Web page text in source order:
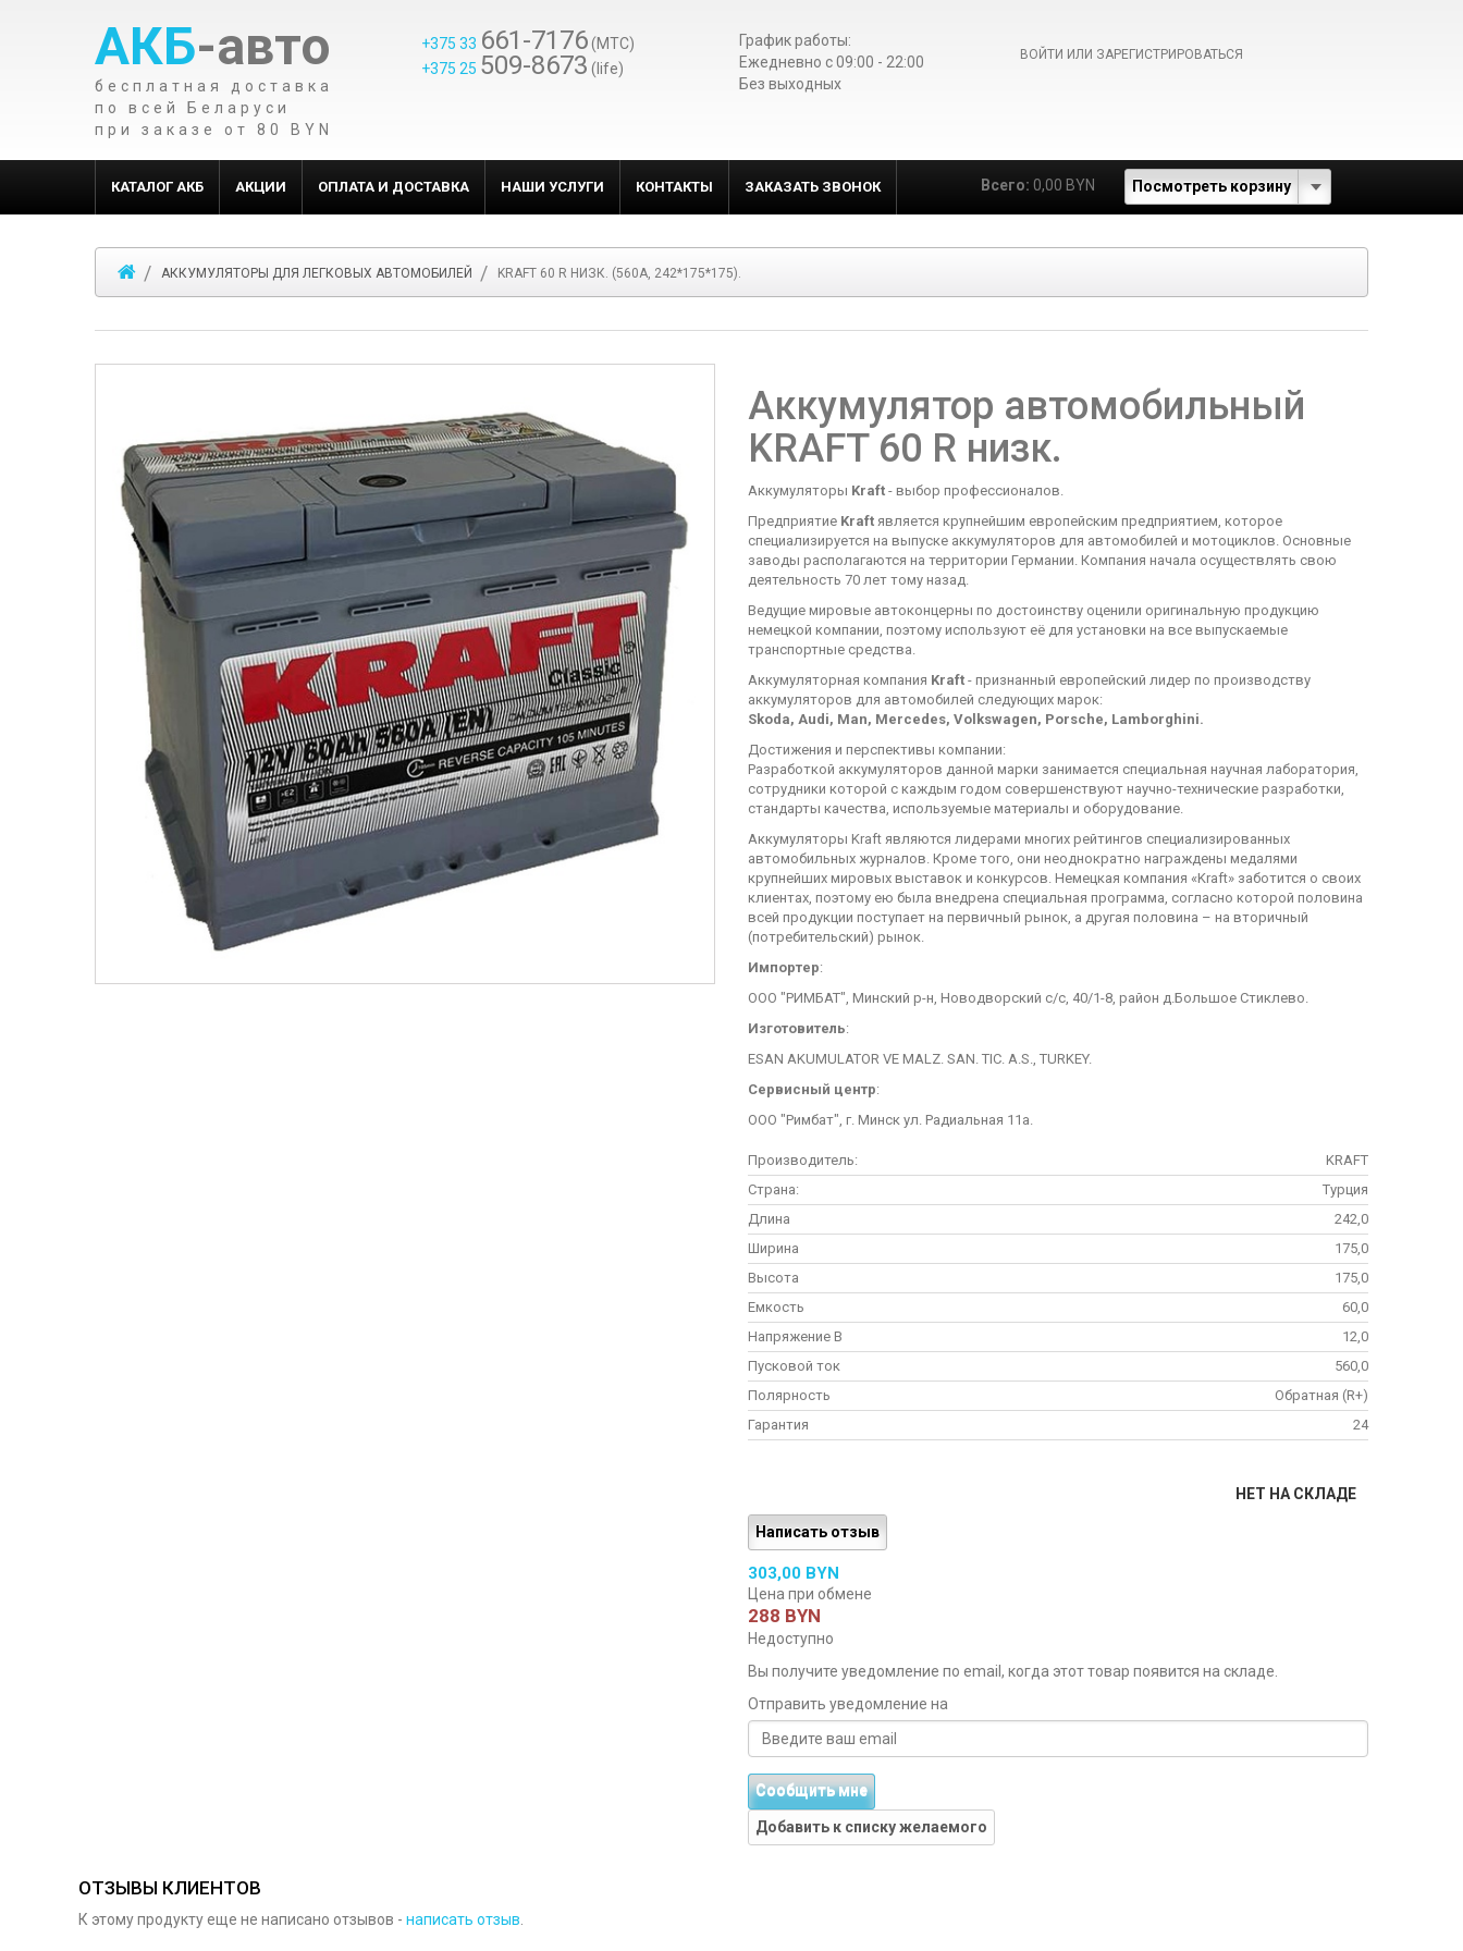
АКБ-авто
бесплатная доставка
по всей Беларуси
при заказе от 80 BYN
+375 33 661-7176(МТС)
+375 25 509-8673 (life)
График работы:
Ежедневно c 09:00 - 22:00
Без выходных
ВОЙТИ ИЛИ ЗАРЕГИСТРИРОВАТЬСЯ
КАТАЛОГ АКБ АКЦИИ ОПЛАТА И ДОСТАВКА НАШИ УСЛУГИ КОНТАКТЫ ЗАКАЗАТЬ ЗВОНОК Всего: 0,00 BYN Посмотреть корзину
АККУМУЛЯТОРЫ ДЛЯ ЛЕГКОВЫХ АВТОМОБИЛЕЙ KRAFT 60 R НИЗК. (560A, 242*175*175).
Аккумулятор автомобильный
KRAFT 60 R низк.
Аккумуляторы Kraft - выбор профессионалов.
Предприятие Kraft является крупнейшим европейским предприятием, которое
специализируется на выпуске аккумуляторов для автомобилей и мотоциклов. Основные
заводы располагаются на территории Германии. Компания начала осуществлять свою
деятельность 70 лет тому назад.
Ведущие мировые автоконцерны по достоинству оценили оригинальную продукцию
немецкой компании, поэтому используют её для установки на все выпускаемые
транспортные средства.
Аккумуляторная компания Kraft - признанный европейский лидер по производству
аккумуляторов для автомобилей следующих марок:
Skoda, Audi, Man, Mercedes, Volkswagen, Porsche, Lamborghini.
Достижения и перспективы компании:
Разработкой аккумуляторов данной марки занимается специальная научная лаборатория,
сотрудники которой с каждым годом совершенствуют научно-технические разработки,
стандарты качества, используемые материалы и оборудование.
Аккумуляторы Kraft являются лидерами многих рейтингов специализированных
автомобильных журналов. Кроме того, они неоднократно награждены медалями
крупнейших мировых выставок и конкурсов. Немецкая компания «Kraft» заботится о своих
клиентах, поэтому ею была внедрена специальная программа, согласно которой половина
всей продукции поступает на первичный рынок, а другая половина – на вторичный
(потребительский) рынок.
Импортер:
ООО "РИМБАТ", Минский р-н, Новодворский с/с, 40/1-8, район д.Большое Стиклево.
Изготовитель:
ESAN AKUMULATOR VE MALZ. SAN. TIC. A.S., TURKEY.
Сервисный центр:
ООО "Римбат", г. Минск ул. Радиальная 11а.
Производитель:
KRAFT
Страна:
Турция
Длина
242,0
Ширина
175,0
Высота
175,0
Емкость
60,0
Напряжение В
12,0
Пусковой ток
560,0
Полярность
Обратная (R+)
Гарантия
24
НЕТ НА СКЛАДЕ
Написать отзыв
303,00 BYN
Цена при обмене
288 BYN
Недоступно
Вы получите уведомление по email, когда этот товар появится на складе.
Отправить уведомление на
Сообщить мне
Добавить к списку желаемого
ОТЗЫВЫ КЛИЕНТОВ
К этому продукту еще не написано отзывов - написать отзыв.